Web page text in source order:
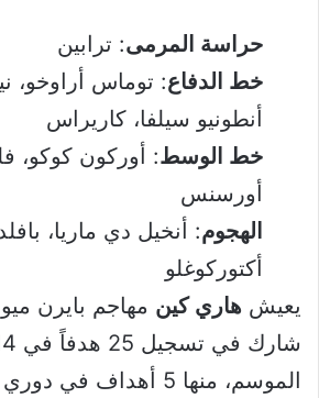
حراسة المرمى: ترابين
خط الدفاع: توماس أراوخو،
أنطونيو سيلفا، كاريراس
خط الوسط: أوركون كوكو،
أورسنس
الهجوم: أنخيل دي ماريا،
أكتوركوغلو
يعيش هاري كين مهاجم بايرن
الموسم، منها 5 أهداف